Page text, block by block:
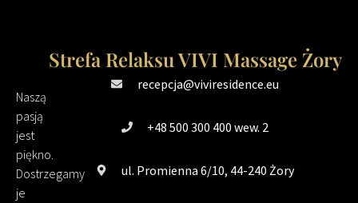
Naszą
pasją
jest
piękno.
Dostrzegamy
je
Strefa Relaksu VIVI Massage Żory
recepcja@viviresidence.eu
+48 500 300 400 wew. 2
ul. Promienna 6/10, 44-240 Żory